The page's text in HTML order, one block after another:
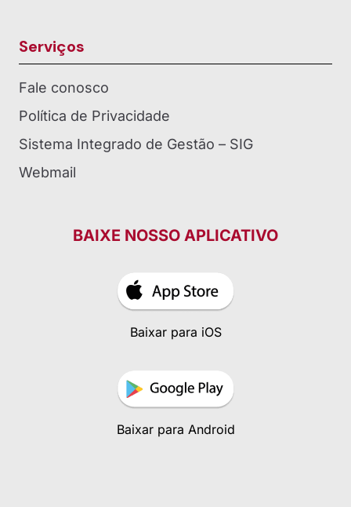
Serviços
Fale conosco
Política de Privacidade
Sistema Integrado de Gestão – SIG
Webmail
BAIXE NOSSO APLICATIVO
Baixar para iOS
Baixar para Android